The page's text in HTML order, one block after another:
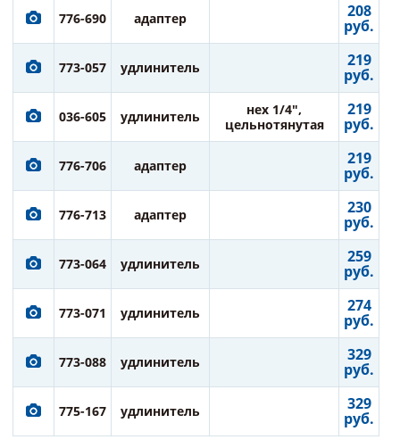
776-690 адаптер 208
руб.
773-057 удлинитель 219
руб.
036-605 удлинитель
нех 1/4",
цельнотянутая
219
руб.
776-706 адаптер 219
руб.
776-713 адаптер 230
руб.
773-064 удлинитель 259
руб.
773-071 удлинитель 274
руб.
773-088 удлинитель 329
руб.
775-167 удлинитель 329
руб.